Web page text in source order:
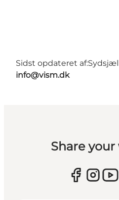
Sidst opdateret af:
info@vism.dk
Share